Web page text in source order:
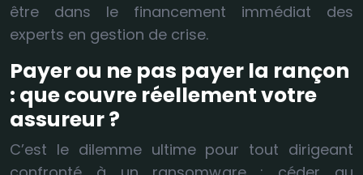
être dans le financement immédiat des
experts en gestion de crise.
Payer ou ne pas payer la rançon
: que couvre réellement votre
assureur ?
C’est le dilemme ultime pour tout dirigeant